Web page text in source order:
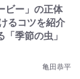
ビー」の正体
るコツを紹介
「季節の虫」
亀田恭平